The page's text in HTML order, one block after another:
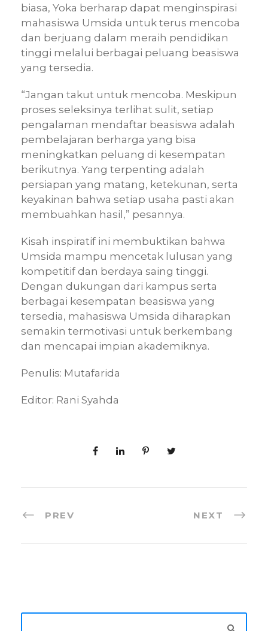
biasa, Yoka berharap dapat menginspirasi
mahasiswa Umsida untuk terus mencoba
dan berjuang dalam meraih pendidikan
tinggi melalui berbagai peluang beasiswa
yang tersedia.
“Jangan takut untuk mencoba. Meskipun
proses seleksinya terlihat sulit, setiap
pengalaman mendaftar beasiswa adalah
pembelajaran berharga yang bisa
meningkatkan peluang di kesempatan
berikutnya. Yang terpenting adalah
persiapan yang matang, ketekunan, serta
keyakinan bahwa setiap usaha pasti akan
membuahkan hasil,” pesannya.
Kisah inspiratif ini membuktikan bahwa
Umsida mampu mencetak lulusan yang
kompetitif dan berdaya saing tinggi.
Dengan dukungan dari kampus serta
berbagai kesempatan beasiswa yang
tersedia, mahasiswa Umsida diharapkan
semakin termotivasi untuk berkembang
dan mencapai impian akademiknya.
Penulis: Mutafarida
Editor: Rani Syahda
PREV NEXT